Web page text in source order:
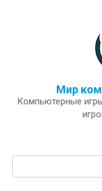
Мир
Компьютерные
Поиск: